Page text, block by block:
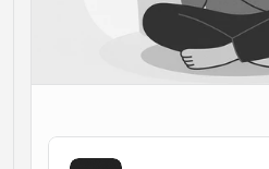
Supercharged Planung mit
Sofortige Besprechungen
Treffen Sie sich in wenigen
Nahtlos Meetings mit